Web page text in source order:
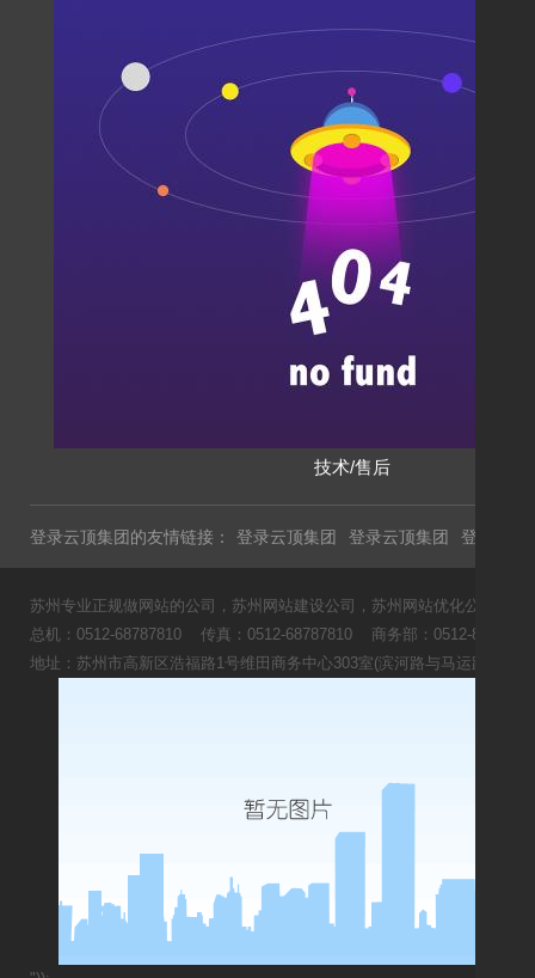
技术/售后
登录云顶集团的友情链接： 登录云顶集团 登录云顶集团 登录云顶
苏州专业正规做网站的公司，苏州网站建设公司，苏州网站优化公司，
总机：0512-68787810 传真：0512-68787810 商务部：0512-
地址：苏州市高新区浩福路1号维田商务中心303室(滨河路与马运路交叉